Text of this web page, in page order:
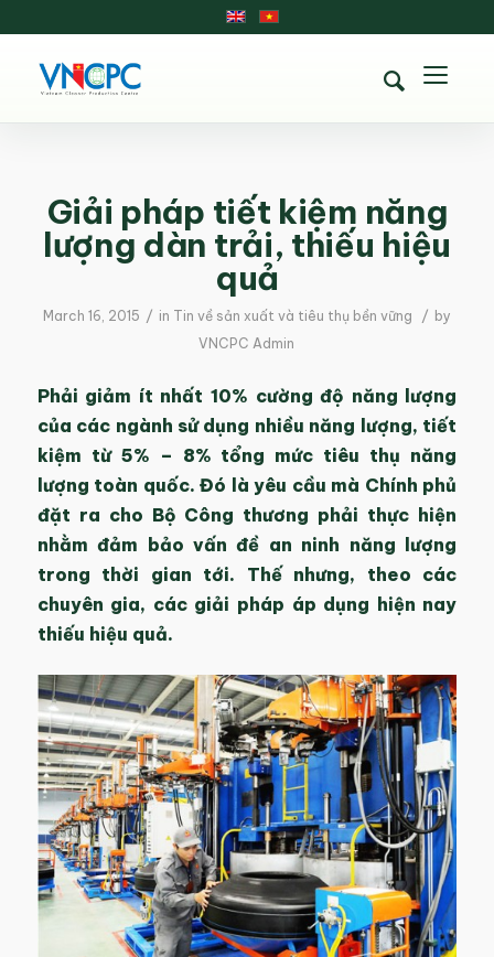
Giải pháp tiết kiệm năng
lượng dàn trải, thiếu hiệu
quả
March 16, 2015 / in Tin về sản xuất và tiêu thụ bền vững / by
VNCPC Admin
Phải giảm ít nhất 10% cường độ năng lượng
của các ngành sử dụng nhiều năng lượng, tiết
kiệm từ 5% – 8% tổng mức tiêu thụ năng
lượng toàn quốc. Đó là yêu cầu mà Chính phủ
đặt ra cho Bộ Công thương phải thực hiện
nhằm đảm bảo vấn đề an ninh năng lượng
trong thời gian tới. Thế nhưng, theo các
chuyên gia, các giải pháp áp dụng hiện nay
thiếu hiệu quả.